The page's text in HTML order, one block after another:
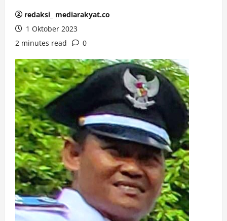
redaksi_ mediarakyat.co
1 Oktober 2023
2 minutes read
0